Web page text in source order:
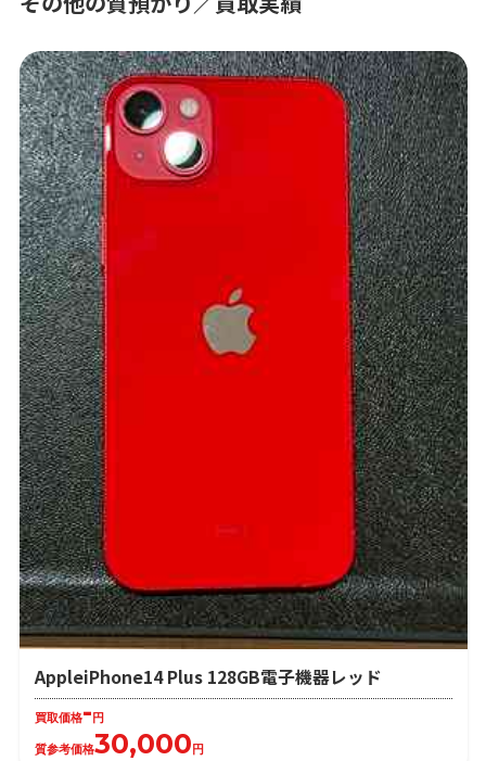
AppleiPhone14 Plus 128GB電子機器レッド
買取価格-円
質参考価格30,000円